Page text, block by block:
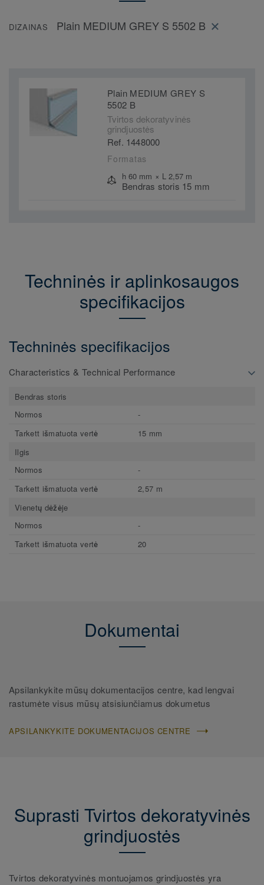
DIZAINAS Plain MEDIUM GREY S 5502 B
Plain MEDIUM GREY S
5502 B
Tvirtos dekoratyvinės
grindjuostės
Ref. 1448000
Formatas
h 60 mm × L 2,57 m
Bendras storis 15 mm
Techninės ir aplinkosaugos
specifikacijos
Techninės specifikacijos
Characteristics & Technical Performance
Bendras storis
Normos
-
Tarkett išmatuota vertė
15 mm
Ilgis
Normos
-
Tarkett išmatuota vertė
2,57 m
Vienetų dėžėje
Normos
-
Tarkett išmatuota vertė
20
Dokumentai
Apsilankykite mūsų dokumentacijos centre, kad lengvai
rastumėte visus mūsų atsisiunčiamus dokumetus
APSILANKYKITE DOKUMENTACIJOS CENTRE
Suprasti Tvirtos dekoratyvinės
grindjuostės
Tvirtos dekoratyvinės montuojamos grindjuostės yra